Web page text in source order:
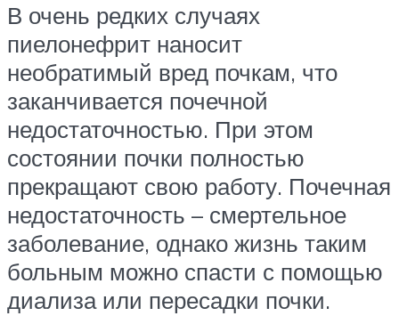
В очень редких случаях
пиелонефрит наносит
необратимый вред почкам, что
заканчивается почечной
недостаточностью. При этом
состоянии почки полностью
прекращают свою работу. Почечная
недостаточность – смертельное
заболевание, однако жизнь таким
больным можно спасти с помощью
диализа или пересадки почки.